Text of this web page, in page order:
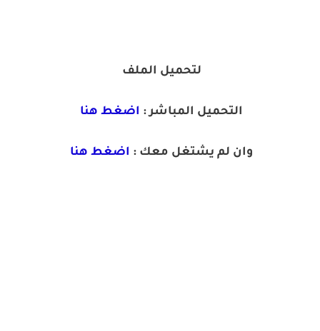
لتحميل الملف
التحميل المباشر : اضغط هنا
وان لم يشتغل معك : اضغط هنا